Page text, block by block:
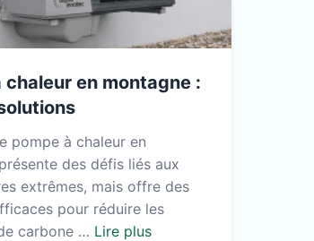
chaleur en montagne :
pompe à chaleur en
des défis liés aux
extrêmes, mais offre des
pour réduire les
carbone … Lire plus